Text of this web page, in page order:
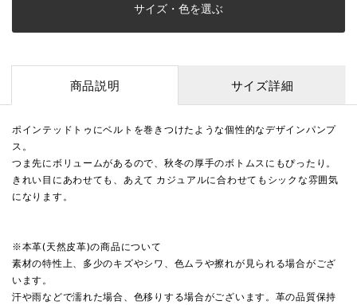
サイズ・色を選ぶ
商品説明 サイズ詳細
ポインテッドトゥにベルトを巻きつけたような個性的なデザインパンプ
ス。
つま先にボリュームがあるので、秋冬の厚手のボトムスにもぴったり。
きれい目にあわせても、あえて カジュアルに合わせてもシックな雰囲気
になります。
※本革(天然皮革)の商品について
素材の特性上、多少のキズやシワ、色ムラや擦れが見られる場合がござ
います。
汗や雨などで濡れた場合、色移りする場合がございます。革の品質保持